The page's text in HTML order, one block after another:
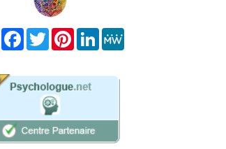
Share FacebookTwitterPinterest
LinkedIn